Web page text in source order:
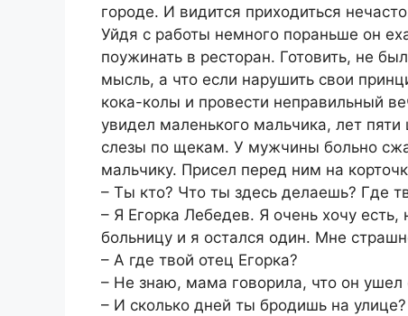
городе. И видится приходиться
Уйдя с работы немного пораньше он
поужинать в ресторан. Готовить, не
мысль, а что если нарушить свои
кока-колы и провести неправильный
увидел маленького мальчика, лет
слезы по щекам. У мужчины больно
мальчику. Присел перед ним на
– Ты кто? Что ты здесь делаешь? Где
– Я Егорка Лебедев. Я очень хочу
больницу и я остался один. Мне
– А где твой отец Егорка?
– Не знаю, мама говорила, что он ушел
– И сколько дней ты бродишь на улице?